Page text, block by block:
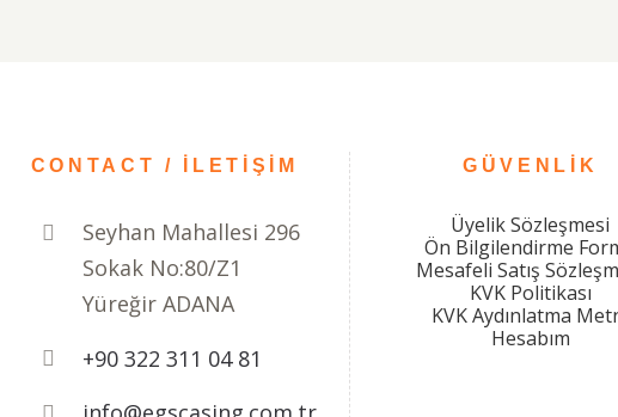
CONTACT / İLETİŞİM
Seyhan Mahallesi 296
Sokak No:80/Z1
Yüreğir ADANA
+90 322 311 04 81
GÜVENLIK
Üyelik Sözleşmesi
Ön Bilgilendirme
Mesafeli Satış
KVK Politikası
KVK Aydınlatma
Hesabım